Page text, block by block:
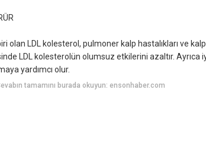
olan LDL kolesterol, pulmoner kalp hastalıkları ve kalp
LDL kolesterolün olumsuz etkilerini azaltır. Ayrıca
yardımcı olur.
tamamını burada okuyun: ensonhaber.com